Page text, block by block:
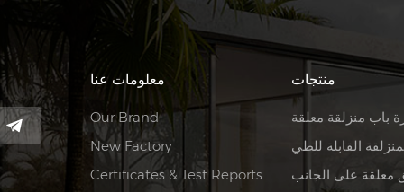
معلومات عنا
Our Brand
New Factory
Certificates & Test Reports
منتجات
باب منزلقة معلقة
القابلة للطي
معلقة على الجانب